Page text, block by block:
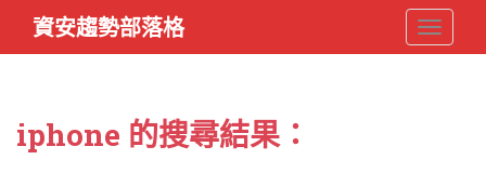
i
資安趨勢部落格
iphone 的搜尋結果：